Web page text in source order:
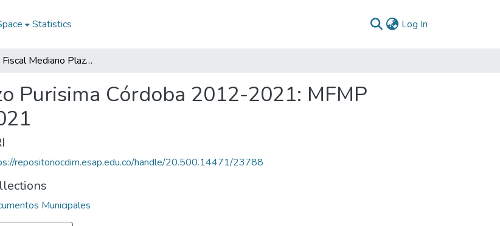
Statistics Log In
Marco Fiscal Mediano Plazo Purisima Córdoba 2012-2021: MFMP Purisima Córdoba 2012-2021
Purisima Córdoba 2012-2021: MFMP
repositoriocdim.esap.edu.co/handle/20.500.14471/23788
Municipales